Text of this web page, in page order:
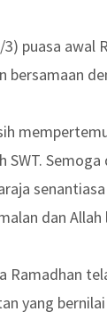
puasa awal
bersamaan
SWT.
dan
Ramadhan
yang